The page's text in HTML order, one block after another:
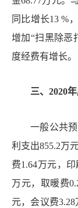
同比增长13%
增加“扫黑除恶
度经费有增长。
三、 2020
一般公共
利支出855.2万
费1.64万元，印
万元，取暖费
元，会议费3.28